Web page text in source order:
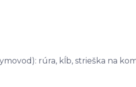
rúra, kĺb, strieška na